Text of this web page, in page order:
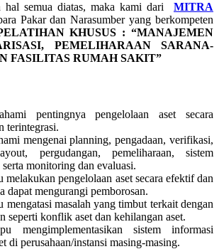
hal semua diatas, maka kami dari MITRA
Pakar dan Narasumber yang berkompeten
KHUSUS :“MANAJEMEN
PEMELIHARAAN SARANA-
FASILITAS RUMAH SAKIT”
pentingnya pengelolaan aset secara
terintegrasi.
mengenai planning, pengadaan, verifikasi,
pergudangan, pemeliharaan, sistem
monitoring dan evaluasi.
melakukan pengelolaan aset secara efektif dan
dapat mengurangi pemborosan.
mengatasi masalah yang timbut terkait dengan
seperti konflik aset dan kehilangan aset.
mengimplementasikan sistem informasi
di perusahaan/instansi masing-masing.